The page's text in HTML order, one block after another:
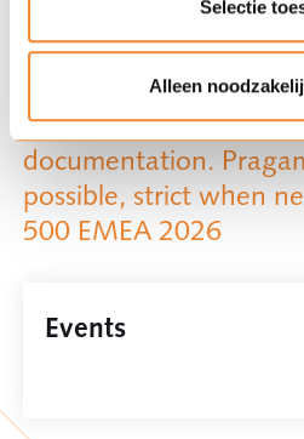
Selectie
Alleen
‘Stephan Sluijters is
game and available.
partner in M&A
execution of
documentation.
possible, strict when
500 EMEA 2026
Events